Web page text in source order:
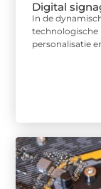
Digital
In de
technologische
personalisatie